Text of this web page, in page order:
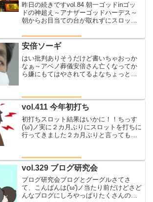
昨日の続きですvol.84 朝一ゴッドinゴッ
ドの神超え～アナザーゴッドハーデス～
朝からお目当ての台が取れずにスロット
ザーゴッドハーデス前日５４０G座れな
かった星矢の因縁はここで晴らす！！！
星矢の因縁はこ...
安倍ソーギ
はい批判ありそうだけど書いちゃおっか
なぁ～アベノ葬儀安倍さん亡くなってか
ら嫌にもてはやされてるよなちょっと前
奴らばかりだわ今回の安倍さんフィーバ
ーは辞任したときによく似て...
vol.411 今年初打ち
初打ちスロット結果はいかに！！ちっす
('ω')ノ実に２カ月ぶりにスロットを打ちに
行ってきました２カ月ぶりと言っても最
でちゃんとに打ったのはいったいいつぶ
りなんだろうｗｗ...
vol.329 ブログ研究会
ブログ研究会ブログとグーグルさてさ
て、こんばんは('ω')ノ当たり前だけどさど
んなブログにしろやっぱりたくさんの人